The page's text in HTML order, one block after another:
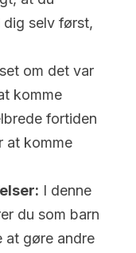
selv først,
om det var
komme
fortiden
at komme
I denne
du som barn
at gøre andre